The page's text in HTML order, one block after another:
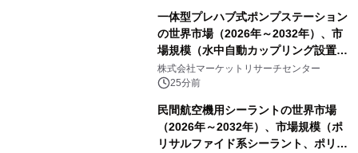
ートを発表
一体型プレハブ式ポンプステーション
の世界市場（2026年～2032年）、市
場規模（水中自動カップリング設置、
陸上設置）・分析レポートを発表
株式会社マーケットリサーチセンター
25分前
民間航空機用シーラントの世界市場
（2026年～2032年）、市場規模（ポ
リサルファイド系シーラント、ポリチ